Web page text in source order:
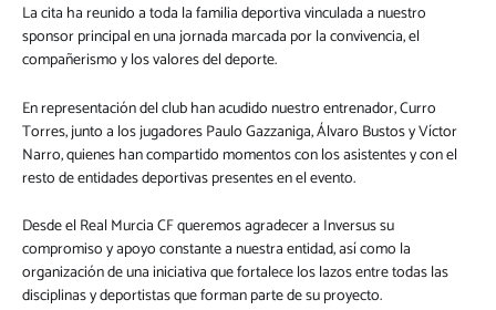
La cita ha reunido a toda la familia deportiva vinculada a nuestro
sponsor principal en una jornada marcada por la convivencia, el
compañerismo y los valores del deporte.
En representación del club han acudido nuestro entrenador, Curro
Torres, junto a los jugadores Paulo Gazzaniga, Álvaro Bustos y Víctor
Narro, quienes han compartido momentos con los asistentes y con el
resto de entidades deportivas presentes en el evento.
Desde el Real Murcia CF queremos agradecer a Inversus su
compromiso y apoyo constante a nuestra entidad, así como la
organización de una iniciativa que fortalece los lazos entre todas las
disciplinas y deportistas que forman parte de su proyecto.